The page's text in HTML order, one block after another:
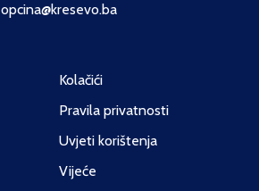
opcina@kresevo.ba
Kolačići
Pravila privatnosti
Uvjeti korištenja
Vijeće